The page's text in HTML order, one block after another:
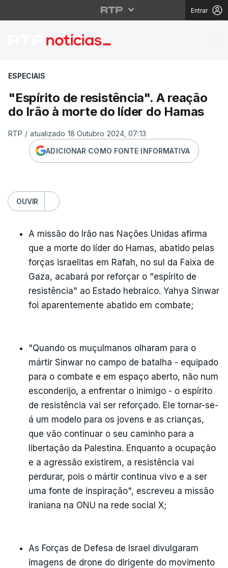
Entrar
"Espírito de
ESPECIAIS
"Espírito de resistência". A reação
do Irão à morte do líder do Hamas
RTP / atualizado 18 Outubro 2024, 07:13
ADICIONAR COMO FONTE INFORMATIVA
OUVIR
A missão do Irão nas Nações Unidas afirma
que a morte do líder do Hamas, abatido pelas
forças israelitas em Rafah, no sul da Faixa de
Gaza, acabará por reforçar o "espírito de
resistência" ao Estado hebraico. Yahya Sinwar
foi aparentemente abatido em combate;
"Quando os muçulmanos olharam para o
mártir Sinwar no campo de batalha - equipado
para o combate e em espaço aberto, não num
esconderijo, a enfrentar o inimigo - o espírito
de resistência vai ser reforçado. Ele tornar-se-
á um modelo para os jovens e as crianças,
que vão continuar o seu caminho para a
libertação da Palestina. Enquanto a ocupação
e a agressão existirem, a resistência vai
perdurar, pois o mártir continua vivo e a ser
uma fonte de inspiração", escreveu a missão
iraniana na ONU na rede social X;
As Forças de Defesa de Israel divulgaram
imagens de drone do dirigente do movimento